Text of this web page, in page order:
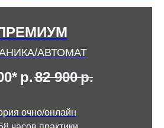
АВТОМАТ
р.82 900р.
очно/онлайн